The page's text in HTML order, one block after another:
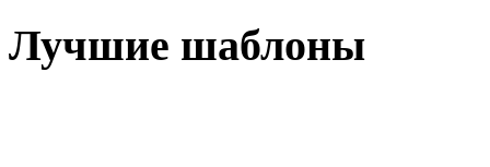
Лучшие шаблоны